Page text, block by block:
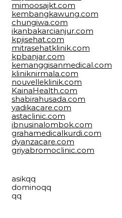
mimoosajkt.com
kembangkawung.com
chungiwa.com
ikanbakarcianjur.com
kpjisehat.com
mitrasehatklinik.com
kpbanjar.com
kemanggisanmedical.com
kliniknirmala.com
nouvelleklinik.com
KainaHealth.com
shabirahusada.com
yadikacare.com
astaclinic.com
ibnusinalombok.com
grahamedicalkurdi.com
dyanzacare.com
griyabromoclinic.com
asikqq
dominoqq
qq